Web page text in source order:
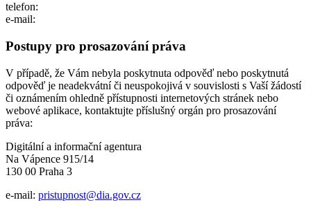
telefon:
e-mail:
Postupy pro prosazování práva
V případě, že Vám nebyla poskytnuta odpověď nebo poskytnutá
odpověď je neadekvátní či neuspokojivá v souvislosti s Vaší žádostí
či oznámením ohledně přístupnosti internetových stránek nebo
webové aplikace, kontaktujte příslušný orgán pro prosazování
práva:
Digitální a informační agentura
Na Vápence 915/14
130 00 Praha 3
e-mail: pristupnost@dia.gov.cz